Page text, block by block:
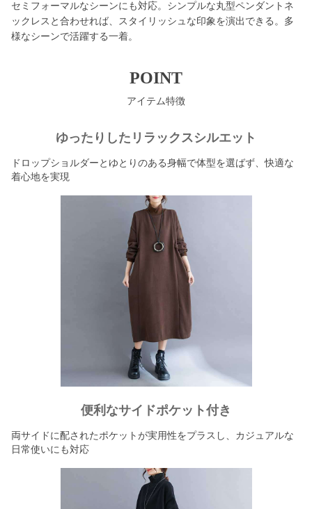
セミフォーマルなシーンにも対応。シンプルな丸型ペンダントネ
ックレスと合わせれば、スタイリッシュな印象を演出できる。多
様なシーンで活躍する一着。
POINT
アイテム特徴
ゆったりしたリラックスシルエット
ドロップショルダーとゆとりのある身幅で体型を選ばず、快適な
着心地を実現
便利なサイドポケット付き
両サイドに配されたポケットが実用性をプラスし、カジュアルな
日常使いにも対応